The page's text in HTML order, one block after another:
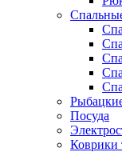
Посуда
Коврики